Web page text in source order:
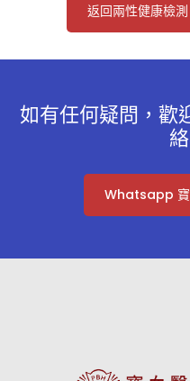
返回兩性健康檢測
如有任何疑問，歡
Whatsapp 寶